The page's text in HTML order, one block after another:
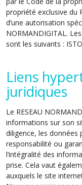
propriété exclusive du
d’une autorisation
NORMANDIGITAL.
sont les suivants :
Liens
juridiques
Le RESEAU
informations sur son
diligence, les données
responsabilité ou
l’intégralité des
prise. Cela vaut
auxquels le site